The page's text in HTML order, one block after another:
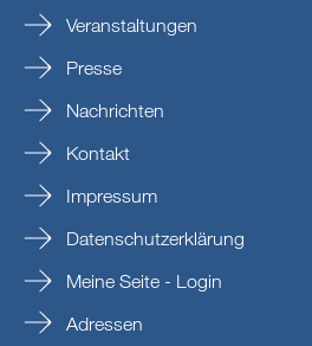
Veranstaltungen
Presse
Nachrichten
Kontakt
Impressum
Datenschutzerklärung
Meine Seite - Login
Adressen